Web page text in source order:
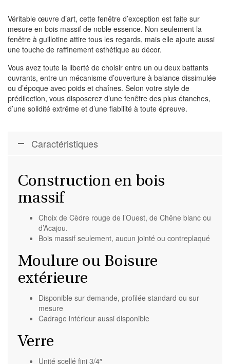
Véritable œuvre d’art, cette fenêtre d’exception est faite sur
mesure en bois massif de noble essence. Non seulement la
fenêtre à guillotine attire tous les regards, mais elle ajoute aussi
une touche de raffinement esthétique au décor.
Vous avez toute la liberté de choisir entre un ou deux battants
ouvrants, entre un mécanisme d’ouverture à balance dissimulée
ou d’époque avec poids et chaînes. Selon votre style de
prédilection, vous disposerez d’une fenêtre des plus étanches,
d’une solidité extrême et d’une fiabilité à toute épreuve.
Caractéristiques
Construction en bois
massif
Choix de Cèdre rouge de l’Ouest, de Chêne blanc ou
d’Acajou.
Bois massif seulement, aucun jointé ou contreplaqué
Moulure ou Boisure
extérieure
Disponible sur demande, profilée standard ou sur
mesure
Cadrage intérieur aussi disponible
Verre
Unité scellé fini 3/4″